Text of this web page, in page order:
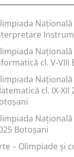
Națională
Națională
cl. V-VIII
Națională
cl. IX-XII
Națională
Botoșani
– Olimpiade și